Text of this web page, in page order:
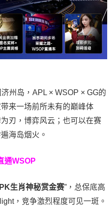
州岛，APL × WSOP × GG的
来一场前所未有的巅峰体
刃，博弈风云；也可以在赛
海岛烟火。
通WSOP
生肖神秘赏金赛”，总保底高
，竞争激烈程度可见一斑。